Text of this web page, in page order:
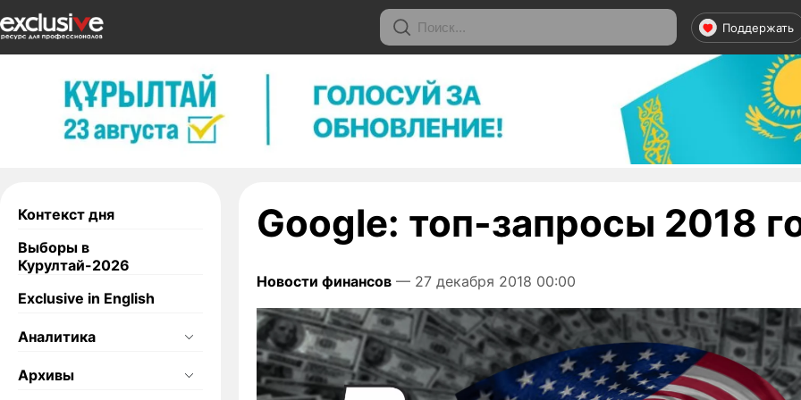
Поддержать
Контекст дня
Выборы в
Курултай-2026
Exclusive in English
Аналитика
Архивы
Google: топ-запросы 2018
Новости финансов — 27 декабря 2018 00:00